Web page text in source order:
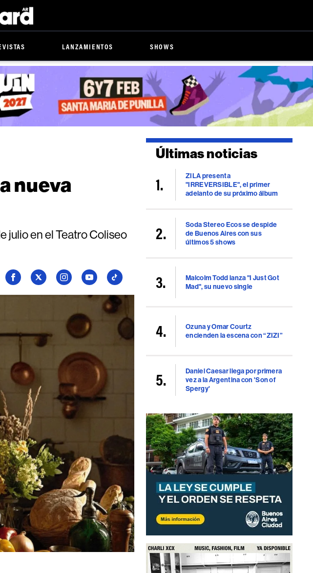
LANZAMIENTOS SHOWS
nueva
julio en el Teatro Coliseo
Seguí
Seguí
Seguí
Billboard
Instagram
Seguí
Billboard
YouTube
Seguí
Billboard
en
TikTok
Últimas noticias
ZILA presenta
"IRREVERSIBLE", el primer
adelanto de su próximo álbum
Soda Stereo Ecos se despide
de Buenos Aires con sus
últimos 5 shows
Malcolm Todd lanza "I Just Got
Mad", su nuevo single
Ozuna y Omar Courtz
encienden la escena con “ZIZI”
Daniel Caesar llega por primera
vez a la Argentina con 'Son of
Spergy'